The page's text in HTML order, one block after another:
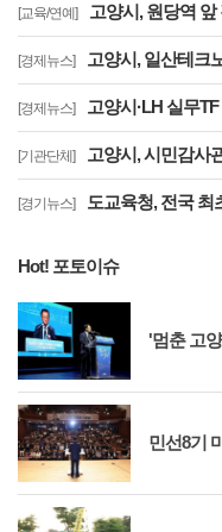
[교육/연예] 고양시, 원당역 앞 경기
[경제뉴스] 고양시, 일산테크노밸리 '
[경제뉴스] 고양시·LH 실무TF 구성
[기관단체] 고양시, 시민감사관 20
[경기뉴스] 도교육청, 전국 최초 지역
Hot! 포토이슈
'멈춘 고
민선8기